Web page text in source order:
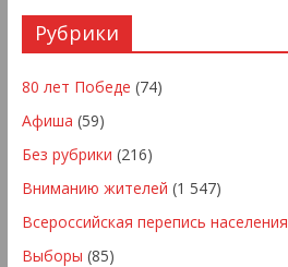
Рубрики
80 лет Победе (74)
Афиша (59)
Без рубрики (216)
Вниманию жителей (1 547)
Всероссийская перепись населения
Выборы (85)